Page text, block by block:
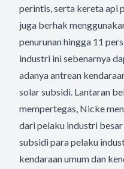
perintis, serta kereta api
juga berhak
penurunan hingga 11
industri ini sebenarnya
adanya antrean
solar subsidi. Lantaran
mempertegas, Nicke
dari pelaku industri
subsidi para pelaku
kendaraan umum dan